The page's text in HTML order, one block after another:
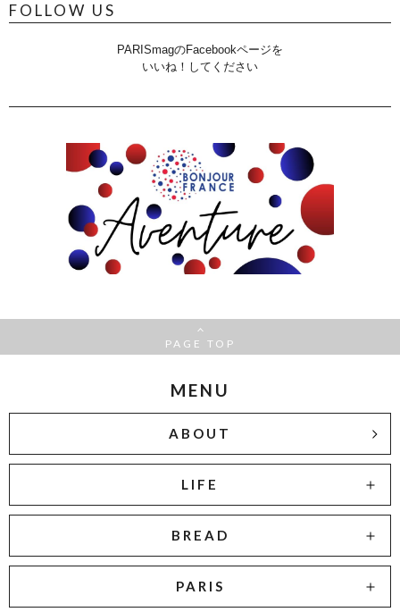
FOLLOW US
PARISmagのFacebookページを
いいね！してください
PAGE TOP
MENU
ABOUT
LIFE
BREAD
PARIS